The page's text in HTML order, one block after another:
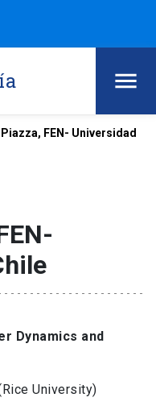
FEN- Universidad
Dynamics and
University)